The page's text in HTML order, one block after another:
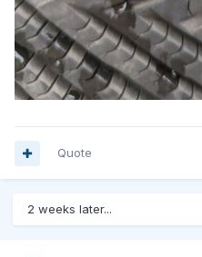
Quote
2 weeks later...